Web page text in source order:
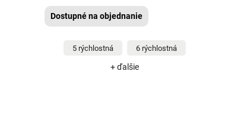
Dostupné na objednanie
5 rýchlostná 6 rýchlostná
+ ďalšie